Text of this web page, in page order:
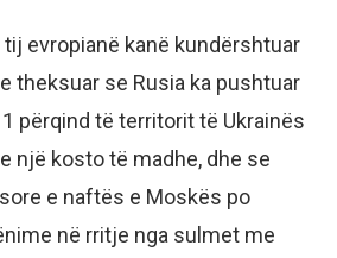
tij evropianë kanë kundërshtuar
theksuar se Rusia ka pushtuar
përqind të territorit të Ukrainës
një kosto të madhe, dhe se
e naftës e Moskës po
në rritje nga sulmet me